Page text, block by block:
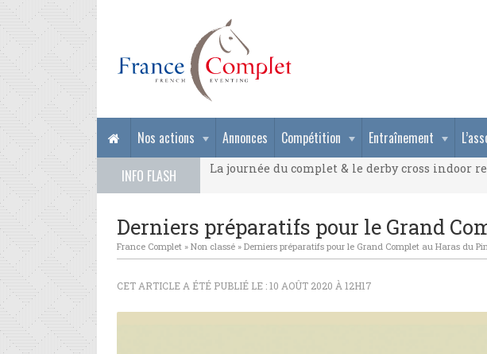
Nos actions Annonces Compétition Entraînement
INFO FLASH
La journée du complet & le derby cross indoor
La journée du complet & le derby cross indoor
Derniers préparatifs pour le Grand
France Complet » Non classé » Derniers préparatifs pour le Grand Complet au Haras du
CET ARTICLE A ÉTÉ PUBLIÉ LE : 10 AOÛT 2020 À 12H17